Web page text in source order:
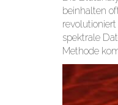
beinhalten
spektrale
Methode